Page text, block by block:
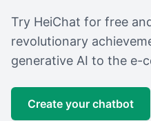
Try HeiChat for free
revolutionary
generative AI to the e-
Create your chatbot